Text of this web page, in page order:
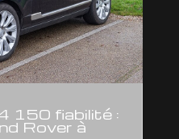
150 fiabilité :
Rover à